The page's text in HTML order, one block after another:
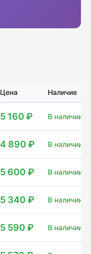
Цена Наличие
5 160 ₽ В наличии:
4 890 ₽ В наличии:
5 600 ₽ В наличии:
5 340 ₽ В наличии:
5 590 ₽ В наличии: